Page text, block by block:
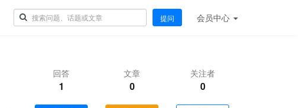
提问 会员中心
回答
1
文章
0
关注者
0